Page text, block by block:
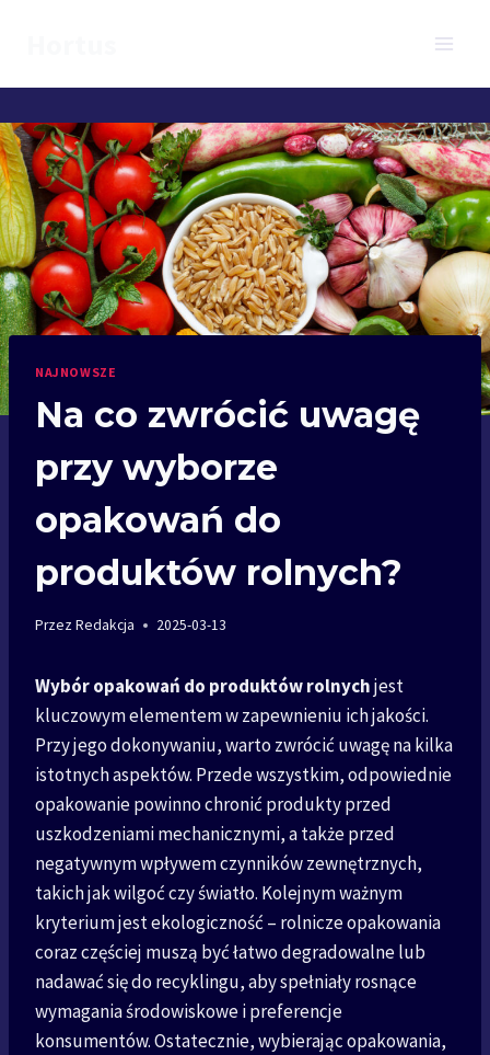
NAJNOWSZE
Na co zwrócić uwagę
przy wyborze
opakowań do
produktów rolnych?
PrzezRedakcja 2025-03-13
Wybór opakowań do produktów rolnychjest
kluczowym elementem w zapewnieniu ich jakości.
Przy jego dokonywaniu, warto zwrócić uwagę na kilka
istotnych aspektów. Przede wszystkim, odpowiednie
opakowanie powinno chronić produkty przed
uszkodzeniami mechanicznymi, a także przed
negatywnym wpływem czynników zewnętrznych,
takich jak wilgoć czy światło. Kolejnym ważnym
kryterium jest ekologiczność – rolnicze opakowania
coraz częściej muszą być łatwo degradowalne lub
nadawać się do recyklingu, aby spełniały rosnące
wymagania środowiskowe i preferencje
konsumentów. Ostatecznie, wybierając opakowania,